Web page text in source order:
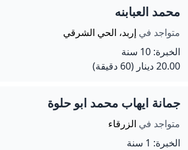
محمد العبابنه
متواجد في إربد، الحي الشرقي
الخبرة: 10 سنة
20.00 دينار
(60 دقيقة)
جمانة ايهاب محمد ابو حلوة
متواجد في الزرقاء
الخبرة: 1 سنة